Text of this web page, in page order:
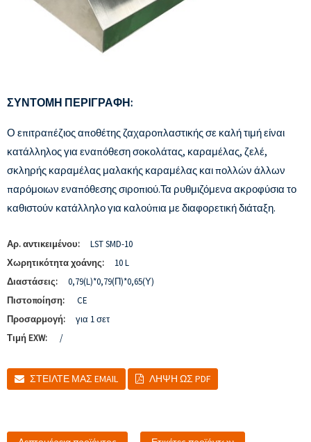
ΣΎΝΤΟΜΗ ΠΕΡΙΓΡΑΦΉ:
Ο επιτραπέζιος αποθέτης ζαχαροπλαστικής σε καλή τιμή είναι
κατάλληλος για εναπόθεση σοκολάτας, καραμέλας, ζελέ,
σκληρής καραμέλας μαλακής καραμέλας και πολλών άλλων
παρόμοιων εναπόθεσης σιροπιού.Τα ρυθμιζόμενα ακροφύσια το
καθιστούν κατάλληλο για καλούπια με διαφορετική διάταξη.
Αρ. αντικειμένου:
LST SMD-10
Χωρητικότητα χοάνης:
10 L
Διαστάσεις:
0,79(L)*0,79(Π)*0,65(Υ)
Πιστοποίηση:
CE
Προσαρμογή:
για 1 σετ
Τιμή EXW:
/
ΣΤΕΊΛΤΕ ΜΑΣ EMAIL ΛΉΨΗ ΩΣ PDF